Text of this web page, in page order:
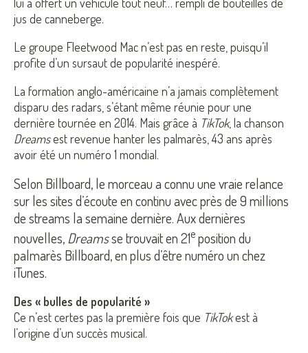
jus de canneberge.
Le groupe Fleetwood Mac n’est pas en reste, puisqu’il
profite d’un sursaut de popularité inespéré.
La formation anglo-américaine n’a jamais complètement
disparu des radars, s’étant même réunie pour une
dernière tournée en 2014. Mais grâce à TikTok, la chanson
Dreamsest revenue hanter les palmarès, 43 ans après
avoir été un numéro 1 mondial.
Selon Billboard, le morceau a connu une vraie relance
sur les sites d’écoute en continu avec près de 9 millions
de streams la semaine dernière. Aux dernières
nouvelles,Dreamsse trouvait en 21eposition du
palmarès Billboard, en plus d’être numéro un chez
iTunes.
Des « bulles de popularité »
Ce n’est certes pas la première fois que TikTokest à
l’origine d’un succès musical.